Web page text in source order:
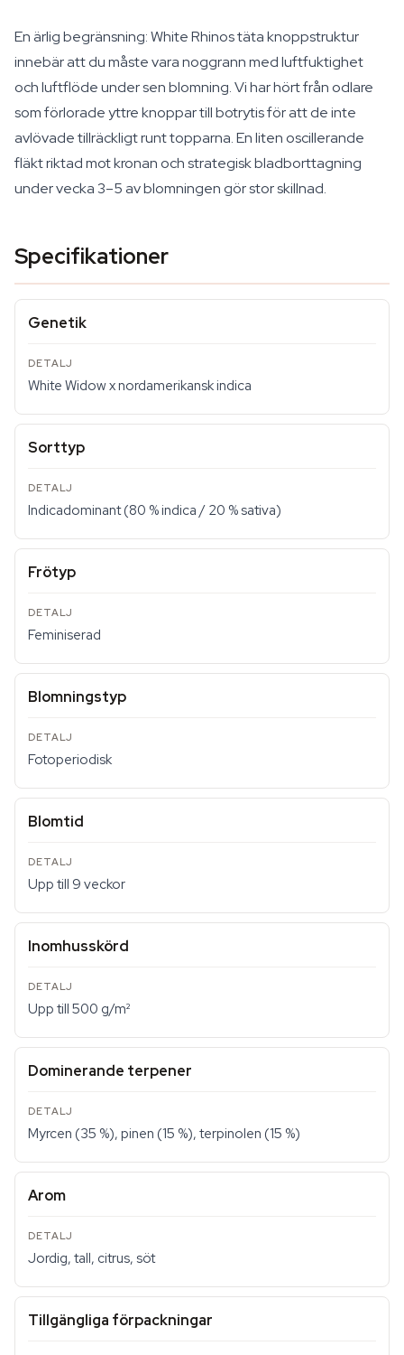
En ärlig begränsning: White Rhinos täta knoppstruktur
innebär att du måste vara noggrann med luftfuktighet
och luftflöde under sen blomning. Vi har hört från odlare
som förlorade yttre knoppar till botrytis för att de inte
avlövade tillräckligt runt topparna. En liten oscillerande
fläkt riktad mot kronan och strategisk bladborttagning
under vecka 3–5 av blomningen gör stor skillnad.
Specifikationer
Genetik
White Widow x nordamerikansk indica
Sorttyp
Indicadominant (80 % indica / 20 % sativa)
Frötyp
Feminiserad
Blomningstyp
Fotoperiodisk
Blomtid
Upp till 9 veckor
Inomhusskörd
Upp till 500 g/m²
Dominerande terpener
Myrcen (35 %), pinen (15 %), terpinolen (15 %)
Arom
Jordig, tall, citrus, söt
Tillgängliga förpackningar